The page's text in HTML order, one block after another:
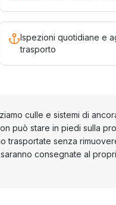
Ispezioni quotidiane e
trasporto
culle e sistemi di
può stare in piedi sulla
senza
consegnate al